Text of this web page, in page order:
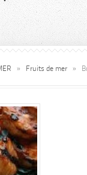
» Fruits de mer »